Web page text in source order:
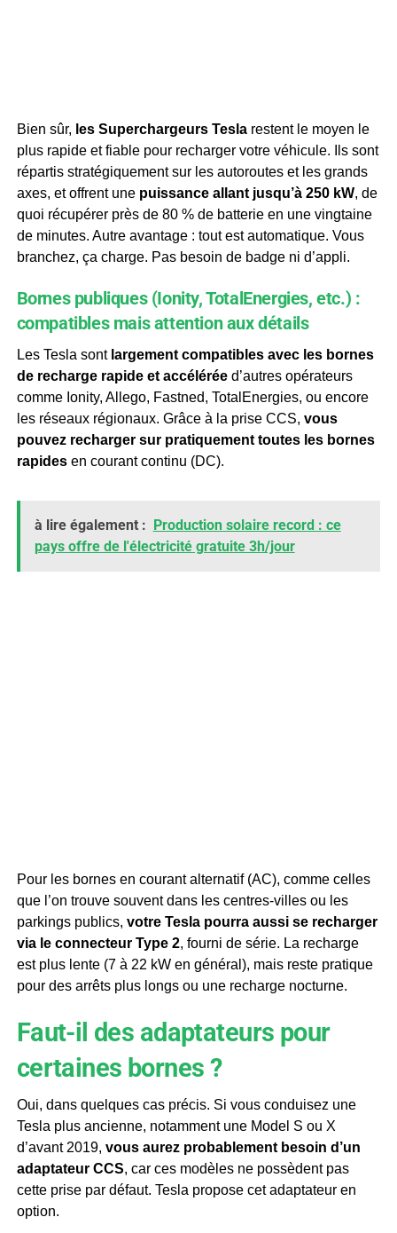
Bien sûr, les Superchargeurs Teslarestent le moyen le
plus rapide et fiable pour recharger votre véhicule. Ils sont
répartis stratégiquement sur les autoroutes et les grands
axes, et offrent une puissance allant jusqu’à 250 kW, de
quoi récupérer près de 80 % de batterie en une vingtaine
de minutes. Autre avantage : tout est automatique. Vous
branchez, ça charge. Pas besoin de badge ni d’appli.
Bornes publiques (Ionity, TotalEnergies, etc.) :
compatibles mais attention aux détails
Les Tesla sont largement compatibles avec les bornes
de recharge rapide et accéléréed’autres opérateurs
comme Ionity, Allego, Fastned, TotalEnergies, ou encore
les réseaux régionaux. Grâce à la prise CCS, vous
pouvez recharger sur pratiquement toutes les bornes
rapidesen courant continu (DC).
à lire également : Production solaire record : ce
pays offre de l'électricité gratuite 3h/jour
Pour les bornes en courant alternatif (AC), comme celles
que l’on trouve souvent dans les centres-villes ou les
parkings publics, votre Tesla pourra aussi se recharger
via le connecteur Type 2, fourni de série. La recharge
est plus lente (7 à 22 kW en général), mais reste pratique
pour des arrêts plus longs ou une recharge nocturne.
Faut-il des adaptateurs pour
certaines bornes ?
Oui, dans quelques cas précis. Si vous conduisez une
Tesla plus ancienne, notamment une Model S ou X
d’avant 2019, vous aurez probablement besoin d’un
adaptateur CCS, car ces modèles ne possèdent pas
cette prise par défaut. Tesla propose cet adaptateur en
option.